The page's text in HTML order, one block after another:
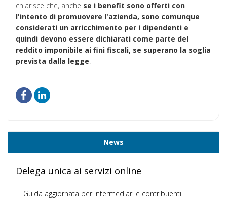
chiarisce che, anche se i benefit sono offerti con
l'intento di promuovere l'azienda, sono comunque
considerati un arricchimento per i dipendenti e
quindi devono essere dichiarati come parte del
reddito imponibile ai fini fiscali, se superano la soglia
prevista dalla legge.
News
Delega unica ai servizi online
Guida aggiornata per intermediari e contribuenti